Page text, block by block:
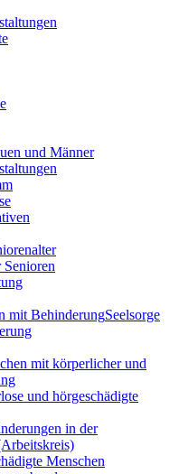
und Männer
Senioren
Seelsorge
mit körperlicher und
und hörgeschädigte
in der
Menschen